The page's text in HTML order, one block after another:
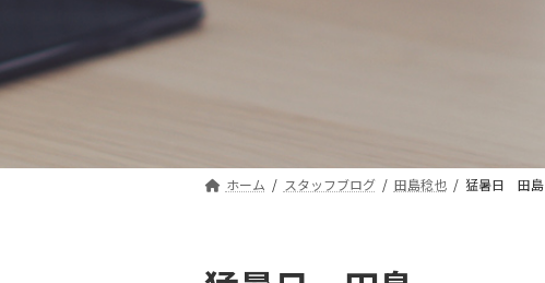
ホーム スタッフブログ 田島稔也 猛暑日 田島